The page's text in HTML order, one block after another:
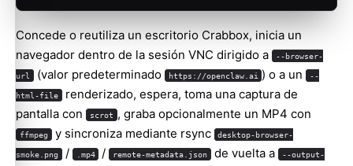
Concede o reutiliza un escritorio Crabbox, inicia un
navegador dentro de la sesión VNC dirigido a
--browser-
url (valor predeterminado https://openclaw.ai ) o a un --
html-file renderizado, espera, toma una captura de
pantalla con
scrot , graba opcionalmente un MP4 con
ffmpeg y sincroniza mediante rsync desktop-browser-
smoke.png / .mp4 / remote-metadata.json de vuelta a --output-